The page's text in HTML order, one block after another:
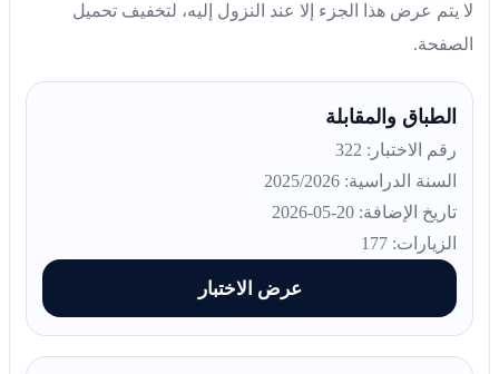
لا يتم عرض هذا الجزء إلا عند النزول إليه، لتخفيف تحميل
الصفحة.
الطباق والمقابلة
رقم الاختبار: 322
السنة الدراسية: 2025/2026
تاريخ الإضافة: 20-05-2026
الزيارات: 177
عرض الاختبار